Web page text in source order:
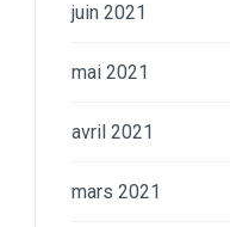
juin 2021
mai 2021
avril 2021
mars 2021